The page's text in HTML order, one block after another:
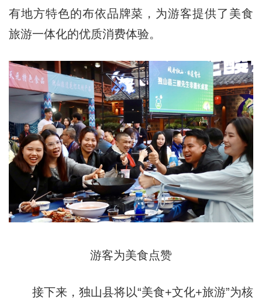
有地方特色的布依品牌菜，为游客提供了美食
旅游一体化的优质消费体验。
游客为美食点赞
接下来，独山县将以“美食+文化+旅游”为核